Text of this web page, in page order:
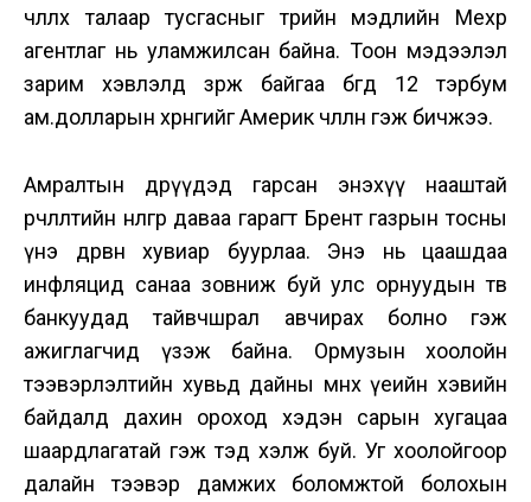
чөлөөлөх талаар тусгасныг төрийн мэдлийн Мехр
агентлаг нь уламжилсан байна. Тоон мэдээлэл
зарим хэвлэлд зөрж байгаа бөгөөд 12 тэрбум
ам.долларын хөрөнгийг Америк чөлөөлнө гэж бичжээ.
Амралтын өдрүүдэд гарсан энэхүү нааштай
өөрчлөлтийн нөлөөгөөр даваа гарагт Брент газрын тосны
үнэ дөрвөн хувиар буурлаа. Энэ нь цаашдаа
инфляцид санаа зовниж буй улс орнуудын төв
банкуудад тайвчшрал авчирах болно гэж
ажиглагчид үзэж байна. Ормузын хоолойн
тээвэрлэлтийн хувьд дайны өмнөх үеийн хэвийн
байдалд дахин ороход хэдэн сарын хугацаа
шаардлагатай гэж тэд хэлж буй. Уг хоолойгоор
далайн тээвэр дамжих боломжтой болохын